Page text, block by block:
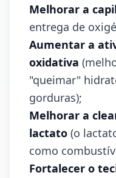
Melhorar a
entrega de
Aumentar a
oxidativa
"queimar"
gorduras);
Melhorar a
lactato (o
como
Fortalecer o